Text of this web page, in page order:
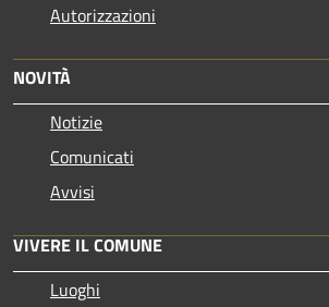
Autorizzazioni
NOVITÀ
Notizie
Comunicati
Avvisi
VIVERE IL COMUNE
Luoghi